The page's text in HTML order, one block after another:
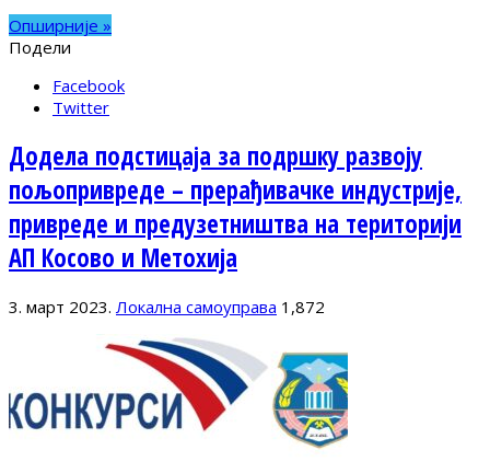
Опширније »
Подели
Facebook
Twitter
Додела подстицаја за подршку развоју
пољопривреде – прерађивачке индустрије,
привреде и предузетништва на територији
АП Косово и Метохија
3. март 2023. Локална самоуправа 1,872